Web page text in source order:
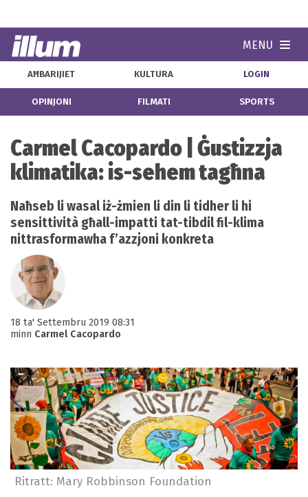
MENU
AĦBARIJIET KULTURA LOGIN
OPINJONI FILMATI SPORTS
Carmel Cacopardo | Ġustizzja
klimatika: is-sehem tagħna
Naħseb li wasal iż-żmien li din li tidher li hi
sensittività għall-impatti tat-tibdil fil-klima
nittrasformawha f’azzjoni konkreta
18 ta' Settembru 2019 08:31
minn Carmel Cacopardo
Ritratt: Mary Robbinson Foundation